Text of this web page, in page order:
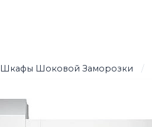
Шкафы Шоковой Заморозки /